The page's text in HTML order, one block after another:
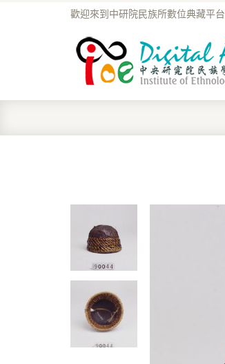
歡迎來到中研院民族所數位典藏平台